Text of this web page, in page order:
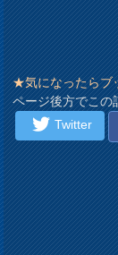
★気になったらブ
ページ後方でこの
Twitter